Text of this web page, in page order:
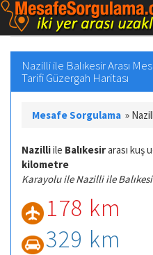
Nazilli ile Balıkesir Arası
Tarifi Güzergah Haritası
Mesafe Sorgulama »
Nazilliile Balıkesirarası kuş
kilometre
Karayolu ile Nazilli ile
178 km
329 km